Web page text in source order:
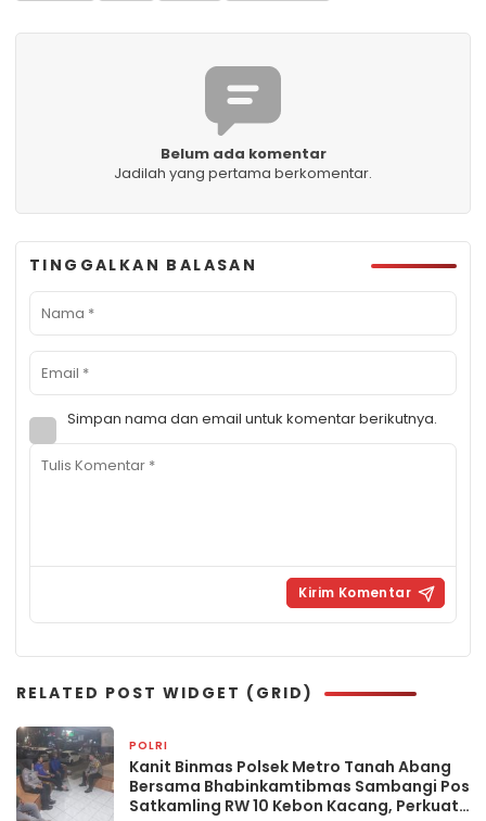
Belum ada komentar
Jadilah yang pertama berkomentar.
TINGGALKAN BALASAN
Simpan nama dan email untuk komentar berikutnya.
RELATED POST WIDGET (GRID)
POLRI
Kanit Binmas Polsek Metro Tanah Abang
Bersama Bhabinkamtibmas Sambangi Pos
Satkamling RW 10 Kebon Kacang, Perkuat